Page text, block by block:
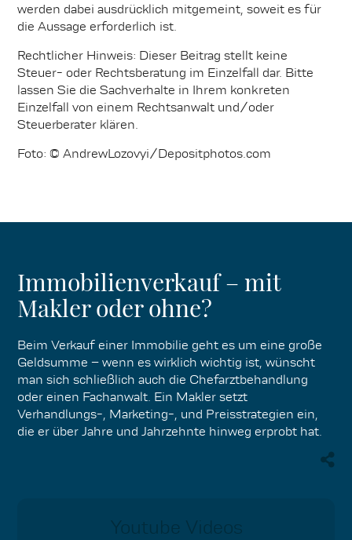
werden dabei ausdrücklich mitgemeint, soweit es für
die Aussage erforderlich ist.
Rechtlicher Hinweis: Dieser Beitrag stellt keine
Steuer- oder Rechtsberatung im Einzelfall dar. Bitte
lassen Sie die Sachverhalte in Ihrem konkreten
Einzelfall von einem Rechtsanwalt und/oder
Steuerberater klären.
Foto: © AndrewLozovyi/Depositphotos.com
Immobilienverkauf – mit
Makler oder ohne?
Beim Verkauf einer Immobilie geht es um eine große
Geldsumme – wenn es wirklich wichtig ist, wünscht
man sich schließlich auch die Chefarztbehandlung
oder einen Fachanwalt. Ein Makler setzt
Verhandlungs-, Marketing-, und Preisstrategien ein,
die er über Jahre und Jahrzehnte hinweg erprobt hat.
Youtube Videos